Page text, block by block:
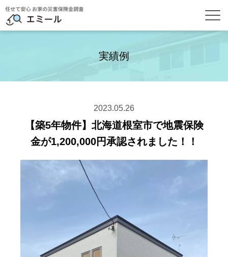
実績例
2023.05.26
【築5年物件】北海道根室市で地震保険
金が1,200,000円承認されました！！